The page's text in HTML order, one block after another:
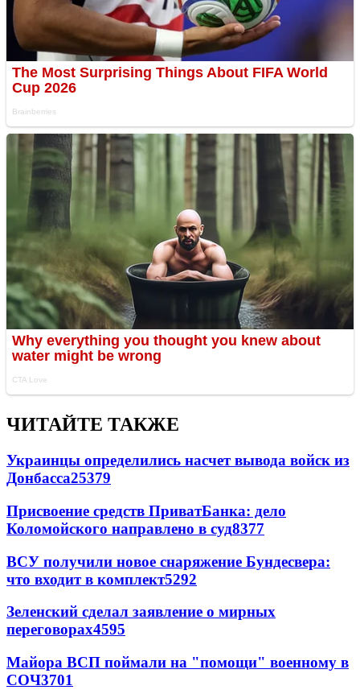
ЧИТАЙТЕ ТАКЖЕ
Украинцы определились насчет вывода войск из
Донбасса25379
Присвоение средств ПриватБанка: дело
Коломойского направлено в суд8377
ВСУ получили новое снаряжение Бундесвера:
что входит в комплект5292
Зеленский сделал заявление о мирных
переговорах4595
Майора ВСП поймали на "помощи" военному в
СОЧ3701